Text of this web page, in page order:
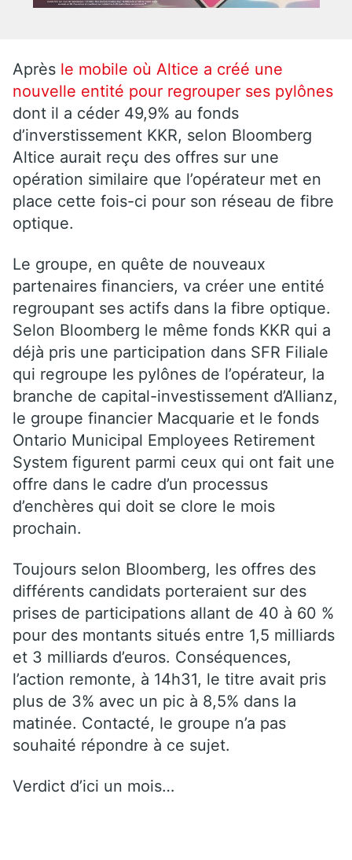
Après le mobile où Altice a créé une
nouvelle entité pour regrouper ses pylônes
dont il a céder 49,9% au fonds
d’inverstissement KKR, selon Bloomberg
Altice aurait reçu des offres sur une
opération similaire que l’opérateur met en
place cette fois-ci pour son réseau de fibre
optique.
Le groupe, en quête de nouveaux
partenaires financiers, va créer une entité
regroupant ses actifs dans la fibre optique.
Selon Bloomberg le même fonds KKR qui a
déjà pris une participation dans SFR Filiale
qui regroupe les pylônes de l’opérateur, la
branche de capital-investissement d’Allianz,
le groupe financier Macquarie et le fonds
Ontario Municipal Employees Retirement
System figurent parmi ceux qui ont fait une
offre dans le cadre d’un processus
d’enchères qui doit se clore le mois
prochain.
Toujours selon Bloomberg, les offres des
différents candidats porteraient sur des
prises de participations allant de 40 à 60 %
pour des montants situés entre 1,5 milliards
et 3 milliards d’euros. Conséquences,
l’action remonte, à 14h31, le titre avait pris
plus de 3% avec un pic à 8,5% dans la
matinée. Contacté, le groupe n’a pas
souhaité répondre à ce sujet.
Verdict d’ici un mois…